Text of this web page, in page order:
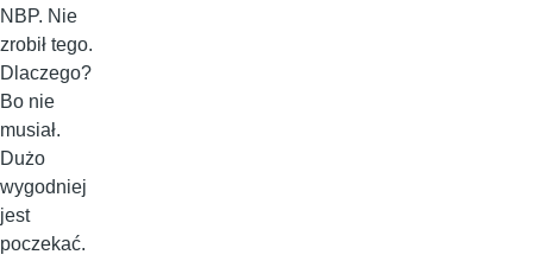
NBP. Nie
zrobił tego.
Dlaczego?
Bo nie
musiał.
Dużo
wygodniej
jest
poczekać.